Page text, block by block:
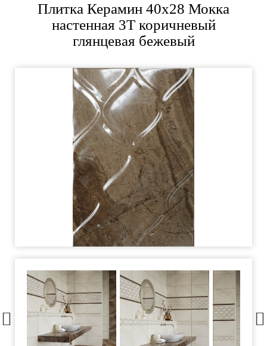
Плитка Керамин 40x28 Мокка
настенная 3Т коричневый
глянцевая бежевый